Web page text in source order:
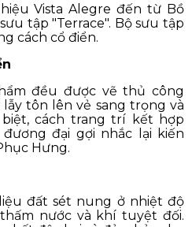
Vista Alegre đến từ Bồ
tập "Terrace". Bộ sưu tập
cách cổ điển.
đều được vẽ thủ công
tôn lên vẻ sang trọng và
cách trang trí kết hợp
đại gợi nhắc lại kiến
Hưng.
đất sét nung ở nhiệt độ
nước và khí tuyệt đối.